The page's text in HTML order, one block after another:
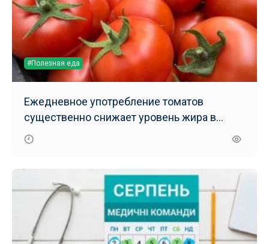
#Полезная еда
Ежедневное употребление томатов
существенно снижает уровень жира в
печени – результаты нового исследования